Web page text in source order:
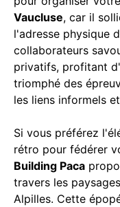
Vaucluse, car il
l'adresse physique
collaborateurs
privatifs, profitant
triomphé des
les liens informels
Si vous préférez
rétro pour fédérer
Building Paca
travers les
Alpilles. Cette